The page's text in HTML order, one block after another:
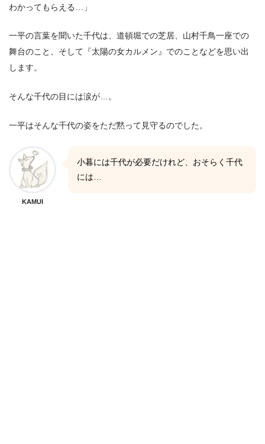
わかってもらえる…」
一平の言葉を聞いた千代は、道頓堀での芝居、山村千鳥一座での
舞台のこと、そして『太陽の女カルメン』でのことなどを思い出
します。
そんな千代の目には涙が…。
一平はそんな千代の姿をただ黙って見守るのでした。
KAMUI
小暮には千代が必要だけれど、おそらく千代
には…